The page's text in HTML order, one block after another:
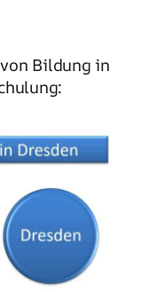
Bildung in